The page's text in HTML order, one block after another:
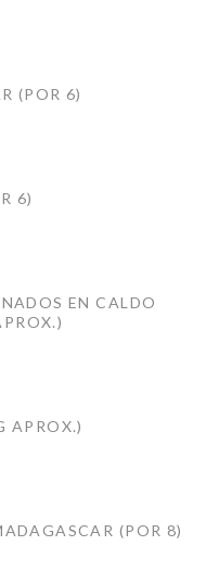
(POR 6)
6)
EN CALDO
APROX.)
(POR 8)